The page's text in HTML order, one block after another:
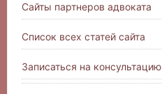
Сайты партнеров адвоката
Список всех статей сайта
Записаться на консультацию